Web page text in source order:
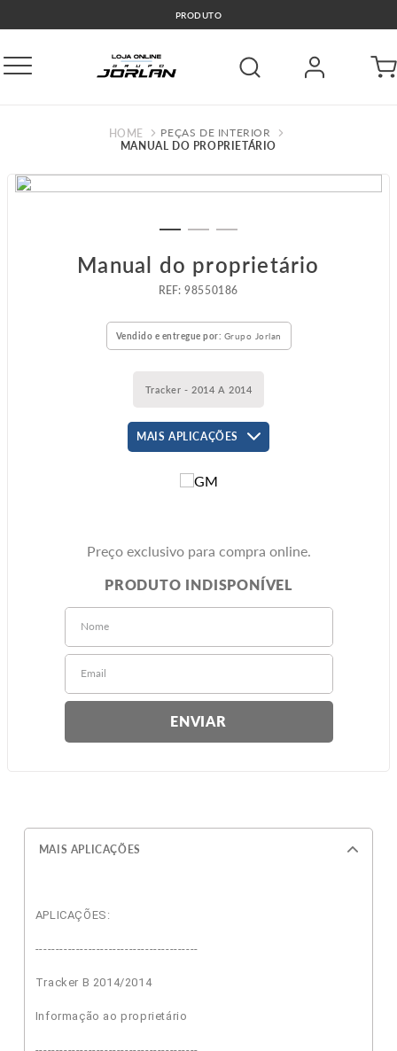
PRODUTO
PEÇAS DE INTERIOR
MANUAL DO PROPRIETÁRIO
Manual do proprietário
:98550186
Vendido e entregue por: Grupo Jorlan
Tracker - 2014 A 2014
MAIS APLICAÇÕES
Preço exclusivo para compra online.
ENVIAR
MAIS APLICAÇÕES
APLICAÇÕES:
----------------------------------------
Tracker B 2014/2014
Informação ao proprietário